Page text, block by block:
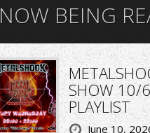
NOW BEING
SHOW 10/
PLAYLIST
June 10,